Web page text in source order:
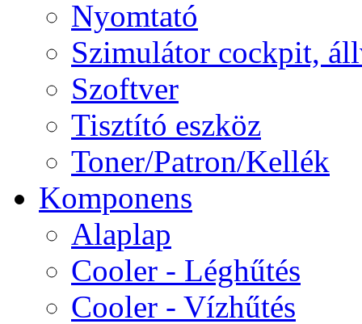
Nyomtató
Szimulátor cockpit,
Szoftver
Tisztító eszköz
Toner/Patron/Kellék
Komponens
Alaplap
Cooler - Léghűtés
Cooler - Vízhűtés